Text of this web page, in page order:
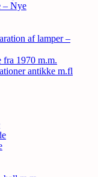
– Nye
af lamper –
fra 1970 m.m.
antikke m.fl